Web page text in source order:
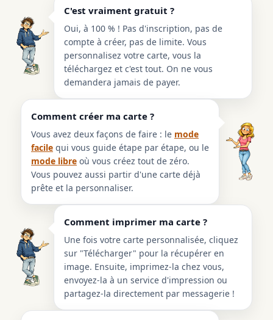
C'est vraiment gratuit ?
Oui, à 100 % ! Pas d'inscription, pas de
compte à créer, pas de limite. Vous
personnalisez votre carte, vous la
téléchargez et c'est tout. On ne vous
demandera jamais de payer.
Comment créer ma carte ?
Vous avez deux façons de faire : le mode
facile qui vous guide étape par étape, ou le
mode libre où vous créez tout de zéro.
Vous pouvez aussi partir d'une carte déjà
prête et la personnaliser.
Comment imprimer ma carte ?
Une fois votre carte personnalisée, cliquez
sur "Télécharger" pour la récupérer en
image. Ensuite, imprimez-la chez vous,
envoyez-la à un service d'impression ou
partagez-la directement par messagerie !